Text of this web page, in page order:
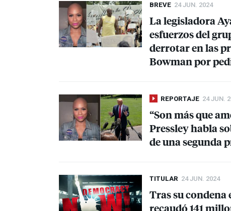
BREVE 24 JUN. 2024
La legisladora
esfuerzos del
derrotar en las
Bowman por
REPORTAJE 24 JUN.
“Son más que
Pressley habla
de una segunda
TITULAR 24 JUN. 2024
Tras su condena
recaudó 141